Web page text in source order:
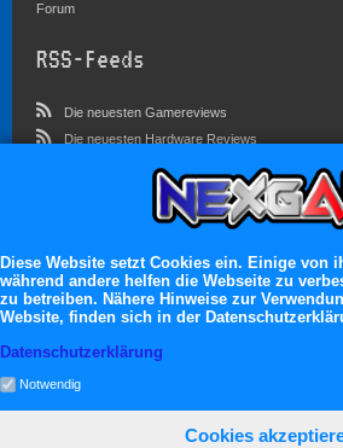
Forum
RSS-Feeds
Die neuesten Gamereviews
Die neuesten Hardware Reviews
Die neuesten Artikel
Im Forum sind zur Zeit 3023 Benutzer online
Es erwarten dich:
13.119 registrierte Mitglieder
71.049 Themen
Diese Website setzt Cookies ein. Einige von
während andere helfen die Webseite zu
zu betreiben. Nähere Hinweise zur
Website, finden sich in der
Datenschutzerklärung
Notwendig
Cookies